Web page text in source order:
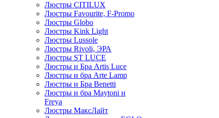
Люстры CITILUX
Люстры Favourite, F-Promo
Люстры Globo
Люстры Kink Light
Люстры Lussole
Люстры Rivoli, ЭРА
Люстры ST LUCE
Люстры и Бра Artis Luce
Люстры и бра Arte Lamp
Люстры и Бра Benetti
Люстры и бра Maytoni и
Freya
Люстры МаксЛайт